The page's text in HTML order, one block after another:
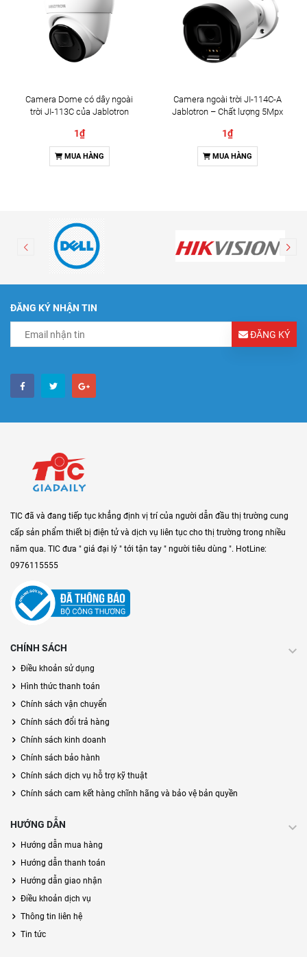
Camera Dome có dây ngoài
trời JI-113C của Jablotron
1₫
MUA HÀNG
Camera ngoài trời JI-114C-A
Jablotron – Chất lượng 5Mpx
1₫
MUA HÀNG
ĐĂNG KÝ NHẬN TIN
ĐĂNG KÝ
TIC đã và đang tiếp tục khẳng định vị trí của người dẫn đầu thị trường cung
cấp sản phẩm thiết bị điện tử và dịch vụ liên tục cho thị trường trong nhiều
năm qua. TIC đưa " giá đại lý " tới tận tay " người tiêu dùng ". HotLine:
0976115555
CHÍNH SÁCH
Điều khoản sử dụng
Hình thức thanh toán
Chính sách vận chuyển
Chính sách đổi trả hàng
Chính sách kinh doanh
Chính sách bảo hành
Chính sách dịch vụ hỗ trợ kỹ thuật
Chính sách cam kết hàng chĩnh hãng và bảo vệ bản quyền
HƯỚNG DẪN
Hướng dẫn mua hàng
Hướng dẫn thanh toán
Hướng dẫn giao nhận
Điều khoản dịch vụ
Thông tin liên hệ
Tin tức